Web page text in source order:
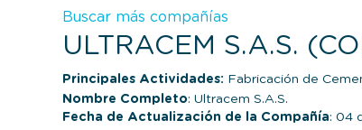
Buscar más compañías
ULTRACEM S.A.S.
Principales Actividades: Fabricación de
Nombre Completo: Ultracem S.A.S.
Fecha de Actualización de la Compañía: 04